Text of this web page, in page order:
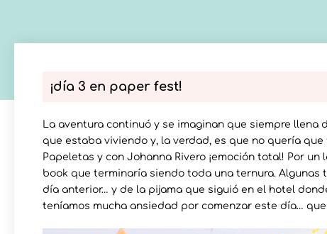
¡día 3 en paper fest!
La aventura continuó y se imaginan que siempre
que estaba viviendo y, la verdad, es que no quería
Papeletas y con Johanna Rivero ¡emoción total! Por
book que terminaría siendo toda una ternura.
día anterior… y de la pijama que siguió en el hotel
teníamos mucha ansiedad por comenzar este día…